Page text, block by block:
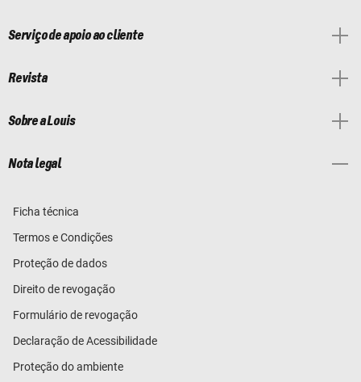
Serviço de apoio ao cliente
Revista
Sobre a Louis
Nota legal
Ficha técnica
Termos e Condições
Proteção de dados
Direito de revogação
Formulário de revogação
Declaração de Acessibilidade
Proteção do ambiente